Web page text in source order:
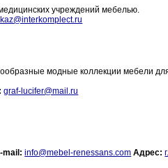
учреждений мебелью.
модные коллекции мебели
graf-lucifer@mail.ru
mail: info@mebel-renessans.com Адрес: